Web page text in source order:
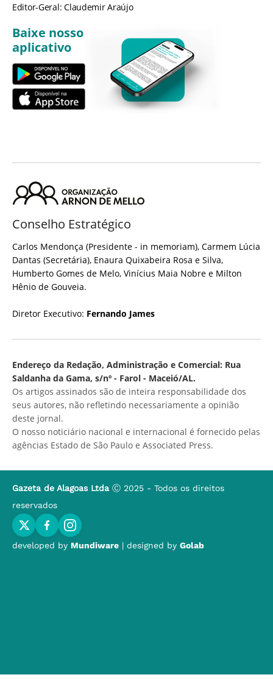
Editor-Geral: Claudemir Araújo
Baixe nosso
aplicativo
Conselho Estratégico
Carlos Mendonça (Presidente - in memoriam), Carmem Lúcia
Dantas (Secretária), Enaura Quixabeira Rosa e Silva,
Humberto Gomes de Melo, Vinícius Maia Nobre e Milton
Hênio de Gouveia.
Diretor Executivo: Fernando James
Endereço da Redação, Administração e Comercial: Rua
Saldanha da Gama, s/nº - Farol - Maceió/AL.
Os artigos assinados são de inteira responsabilidade dos
seus autores, não refletindo necessariamente a opinião
deste jornal.
O nosso noticiário nacional e internacional é fornecido pelas
agências Estado de São Paulo e Associated Press.
Gazeta de Alagoas Ltda Ⓒ 2025 - Todos os direitos
reservados
developed by Mundiware | designed by Golab